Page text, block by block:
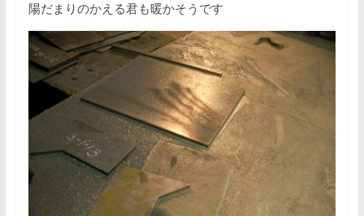
陽だまりのかえる君も暖かそうです